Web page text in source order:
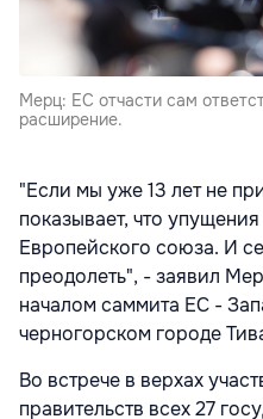
Мерц: ЕС отчасти сам
расширение.
"Если мы уже 13 лет не
показывает, что
Европейского союза. И
преодолеть", - заявил
началом саммита ЕС -
черногорском городе
Во встрече в верхах
правительств всех 27